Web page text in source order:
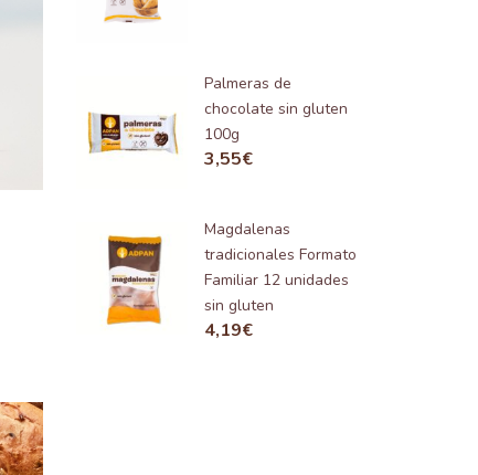
Palmeras de
chocolate sin gluten
100g
3,55€
Magdalenas
tradicionales Formato
Familiar 12 unidades
sin gluten
4,19€